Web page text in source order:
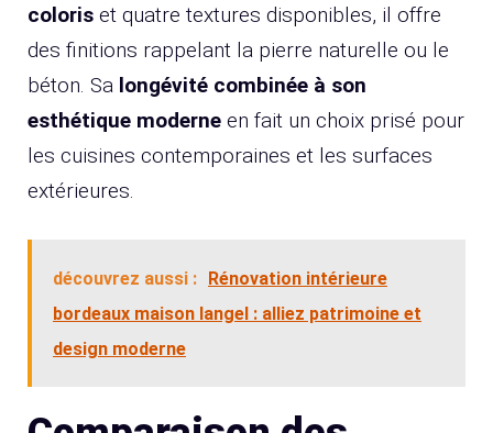
coloris et quatre textures disponibles, il offre
des finitions rappelant la pierre naturelle ou le
béton. Sa longévité combinée à son
esthétique moderne en fait un choix prisé pour
les cuisines contemporaines et les surfaces
extérieures.
découvrez aussi :
Rénovation intérieure
bordeaux maison langel : alliez patrimoine et
design moderne